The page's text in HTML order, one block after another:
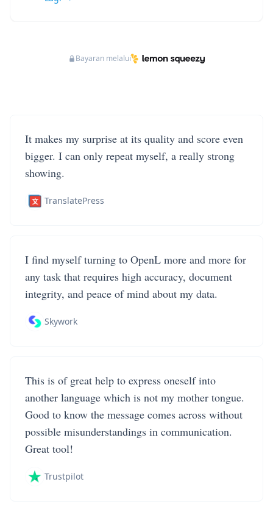
Bayaran melalui
It makes my surprise at its quality and score even
bigger. I can only repeat myself, a really strong
showing.
TranslatePress
I find myself turning to OpenL more and more for
any task that requires high accuracy, document
integrity, and peace of mind about my data.
Skywork
This is of great help to express oneself into
another language which is not my mother tongue.
Good to know the message comes across without
possible misunderstandings in communication.
Great tool!
Trustpilot